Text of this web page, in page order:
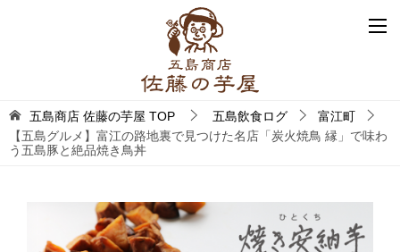
五島商店 佐藤の芋屋 TOP 五島飲食ログ
富江町
【五島グルメ】富江の路地裏で見つけた名店「炭火焼鳥 縁」で味わ
う五島豚と絶品焼き鳥丼